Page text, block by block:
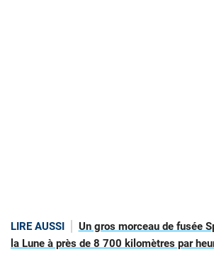
LIRE AUSSI
Un gros morceau de fusée
la Lune à près de 8 700 kilomètres par